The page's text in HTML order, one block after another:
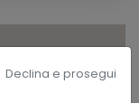
Declina e prosegui